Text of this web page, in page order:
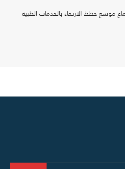
موسع خطط الارتقاء بالخدمات الطبية